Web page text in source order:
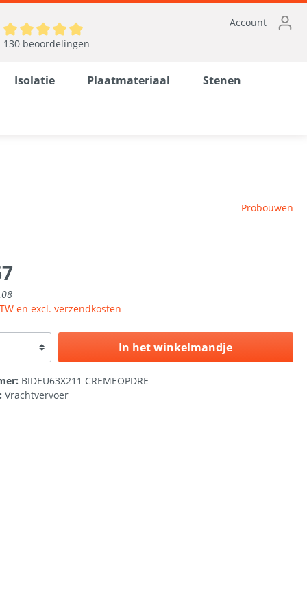
130 beoordelingen
Account
Isolatie Plaatmateriaal Stenen
Probouwen
en excl. verzendkosten
In het winkelmandje
BIDEU63X211 CREMEOPDRE
Vrachtvervoer